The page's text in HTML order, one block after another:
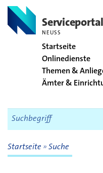
Serviceportal
NEUSS
Startseite
Onlinedienste
Themen &
Ämter &
Startseite Suche